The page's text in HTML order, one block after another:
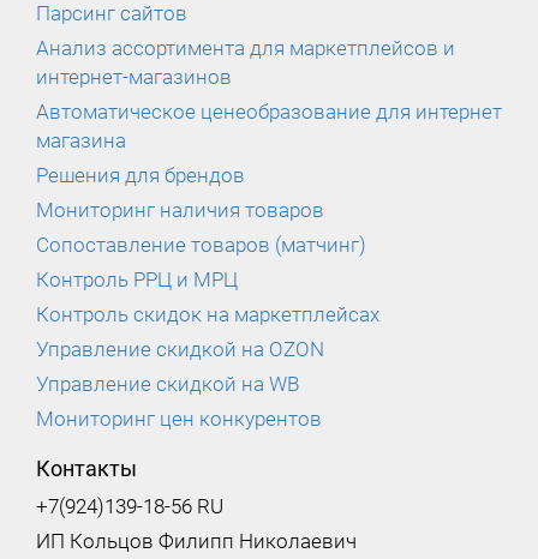
Парсинг сайтов
Анализ ассортимента для маркетплейсов и
интернет-магазинов
Автоматическое ценеобразование для интернет
магазина
Решения для брендов
Мониторинг наличия товаров
Сопоставление товаров (матчинг)
Контроль РРЦ и МРЦ
Контроль скидок на маркетплейсах
Управление скидкой на OZON
Управление скидкой на WB
Мониторинг цен конкурентов
Контакты
+7(924)139-18-56 RU
ИП Кольцов Филипп Николаевич